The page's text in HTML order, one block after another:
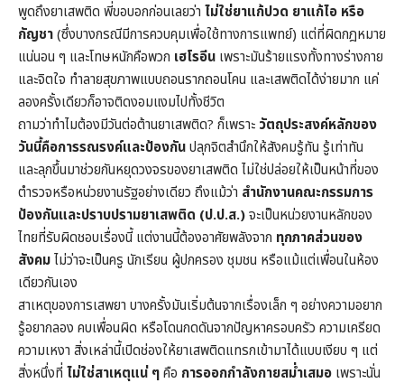
พูดถึงยาเสพติด พี่ขอบอกก่อนเลยว่า ไม่ใช่ยาแก้ปวด ยาแก้ไอ หรือ
กัญชา(ซึ่งบางกรณีมีการควบคุมเพื่อใช้ทางการแพทย์) แต่ที่ผิดกฎหมาย
แน่นอน ๆ และโทษหนักคือพวก เฮโรอีน เพราะมันร้ายแรงทั้งทางร่างกาย
และจิตใจ ทำลายสุขภาพแบบถอนรากถอนโคน และเสพติดได้ง่ายมาก แค่
ลองครั้งเดียวก็อาจติดงอมแงมไปทั้งชีวิต
ถามว่าทำไมต้องมีวันต่อต้านยาเสพติด? ก็เพราะ วัตถุประสงค์หลักของ
วันนี้คือการรณรงค์และป้องกันปลุกจิตสำนึกให้สังคมรู้ทัน รู้เท่าทัน
และลุกขึ้นมาช่วยกันหยุดวงจรของยาเสพติด ไม่ใช่ปล่อยให้เป็นหน้าที่ของ
ตำรวจหรือหน่วยงานรัฐอย่างเดียว ถึงแม้ว่า สำนักงานคณะกรรมการ
ป้องกันและปราบปรามยาเสพติด (ป.ป.ส.)จะเป็นหน่วยงานหลักของ
ไทยที่รับผิดชอบเรื่องนี้ แต่งานนี้ต้องอาศัยพลังจาก ทุกภาคส่วนของ
สังคมไม่ว่าจะเป็นครู นักเรียน ผู้ปกครอง ชุมชน หรือแม้แต่เพื่อนในห้อง
เดียวกันเอง
สาเหตุของการเสพยา บางครั้งมันเริ่มต้นจากเรื่องเล็ก ๆ อย่างความอยาก
รู้อยากลอง คบเพื่อนผิด หรือโดนกดดันจากปัญหาครอบครัว ความเครียด
ความเหงา สิ่งเหล่านี้เปิดช่องให้ยาเสพติดแทรกเข้ามาได้แบบเงียบ ๆ แต่
สิ่งหนึ่งที่ ไม่ใช่สาเหตุแน่ ๆคือ การออกกำลังกายสม่ำเสมอ เพราะนั่น